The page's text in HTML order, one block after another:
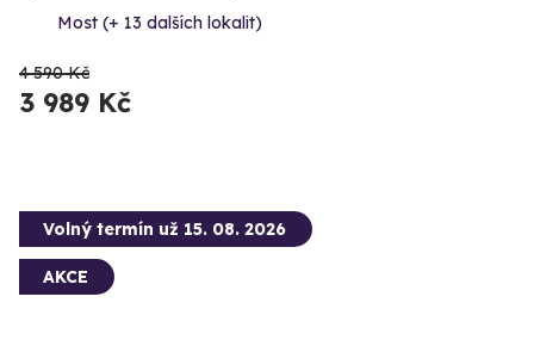
Most (+ 13 dalších lokalit)
4 590 Kč
3 989 Kč
Volný termín už 15. 08. 2026
AKCE